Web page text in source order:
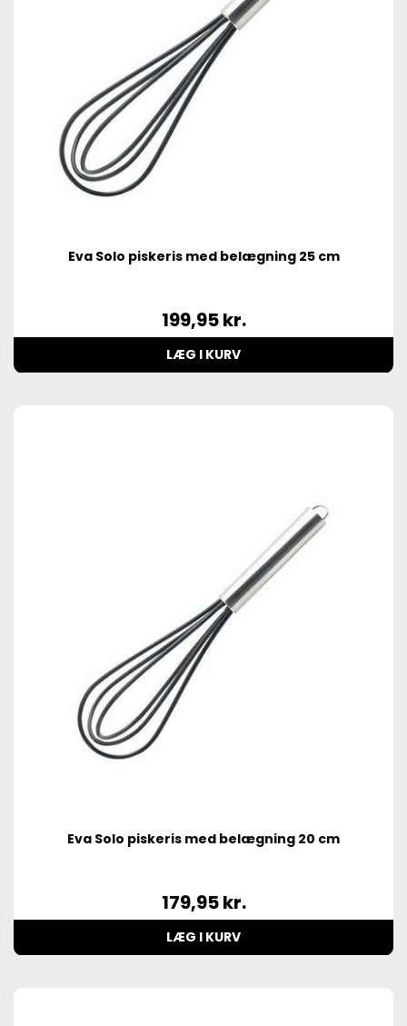
Eva Solo piskeris med belægning 25 cm
199,95kr.
LÆG I KURV
Eva Solo piskeris med belægning 20 cm
179,95kr.
LÆG I KURV